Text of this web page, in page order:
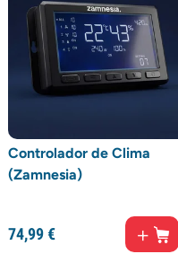
Controlador de Clima
(Zamnesia)
74,99€